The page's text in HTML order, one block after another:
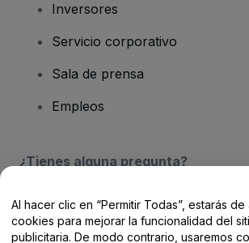
Inversores
Servicio corporativo
Sala de prensa
Empleos
¿Tienes alguna pregunta?
Centro de Ayuda / Contacto
Al hacer clic en “Permitir Todas”, estarás
cookies para mejorar la funcionalidad del
publicitaria. De modo contrario, usaremos